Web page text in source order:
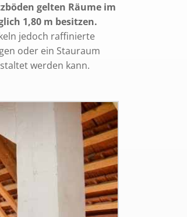
gelten Räume im
1,80 m besitzen.
jedoch raffinierte
oder ein Stauraum
werden kann.